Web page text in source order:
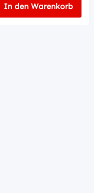
In den Warenkorb